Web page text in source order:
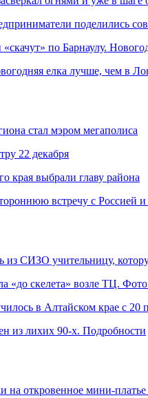
поделились
по Барнаулу.
елка лучше, чем в
стал мэром мегаполиса
22 декабря
края выбрали главу района
встречу с
из СИЗО учительницу,
«до скелета» возле ТЦ.
в Алтайском крае с 20
из лихих 90-х. Подробности
на откровенное мини-